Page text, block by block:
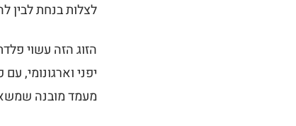
לצלות בנחת לבין
יפני וארגונומי,
מעמד מובנה